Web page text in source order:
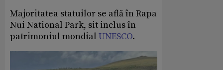
Majoritatea statuilor se află în Rapa
Nui National Park, sit inclus în
patrimoniul mondial UNESCO.